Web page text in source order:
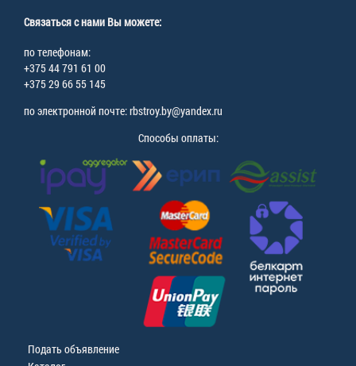
Связаться с нами Вы можете:
по телефонам:
+375 44 791 61 00
+375 29 66 55 145
по электронной почте: rbstroy.by@yandex.ru
Способы оплаты:
Подать объявление